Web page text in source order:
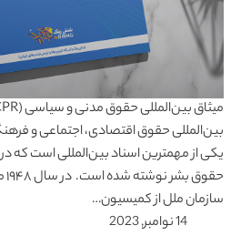
یکی از مهمترین اسناد بین‌المللی است که
سازمان ملل از کمیسیون…
14 نوامبر, 2023